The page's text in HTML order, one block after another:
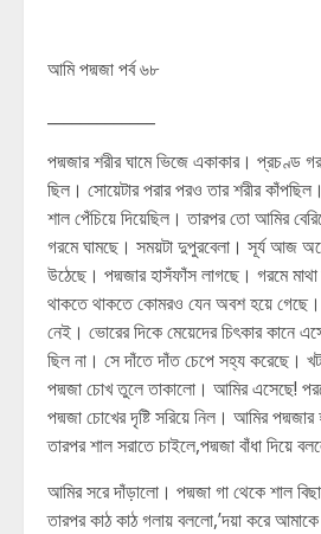
আমি পদ্মজা পর্ব ৬৮
পদ্মজার শরীর ঘামে ভিজে একাকার। প্রচণ্ড
ছিল। সোয়েটার পরার পরও তার শরীর
শাল পেঁচিয়ে দিয়েছিল। তারপর তো আমির
গরমে ঘামছে। সময়টা দুপুরবেলা। সূর্য আজ
উঠেছে। পদ্মজার হাসঁফাঁস লাগছে। গরমে
থাকতে থাকতে কোমরও যেন অবশ হয়ে
নেই। ভোরের দিকে মেয়েদের চিৎকার কানে
ছিল না। সে দাঁতে দাঁত চেপে সহ্য করেছে।
পদ্মজা চোখ তুলে তাকালো। আমির এসেছে!
পদ্মজা চোখের দৃষ্টি সরিয়ে নিল। আমির
তারপর শাল সরাতে চাইলে,পদ্মজা বাঁধা দিয়ে
আমির সরে দাঁড়ালো। পদ্মজা গা থেকে শাল
তারপর কাঠ কাঠ গলায় বললো,’দয়া করে